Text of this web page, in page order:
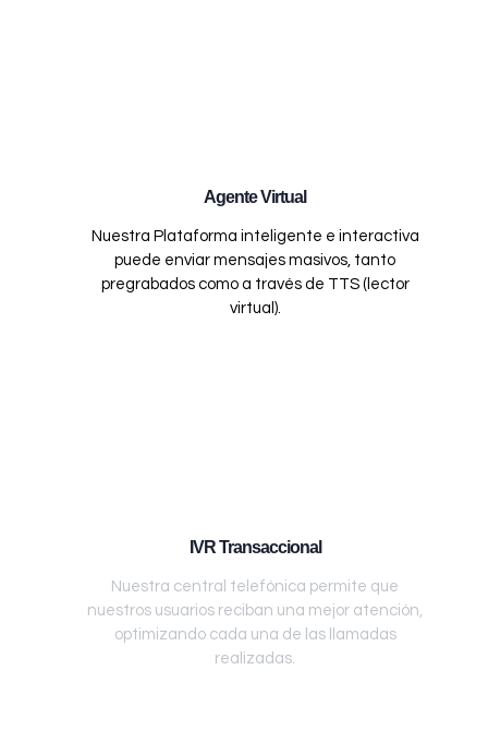
Agente Virtual
Nuestra Plataforma inteligente e interactiva
puede enviar mensajes masivos, tanto
pregrabados como a través de TTS (lector
virtual).
IVR Transaccional
Nuestra central telefónica permite que
nuestros usuarios reciban una mejor atención,
optimizando cada una de las llamadas
realizadas.